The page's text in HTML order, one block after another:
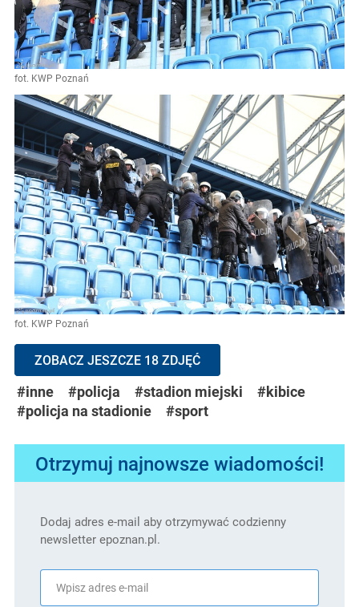
fot. KWP Poznań
fot. KWP Poznań
ZOBACZ JESZCZE 18 ZDJĘĆ
#inne #policja #stadion miejski
#kibice
#policja na stadionie
#sport
Otrzymuj najnowsze wiadomości!
Dodaj adres e-mail aby otrzymywać codzienny
newsletter epoznan.pl.